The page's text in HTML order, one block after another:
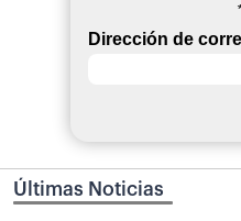
*
Dirección de
Últimas Noticias